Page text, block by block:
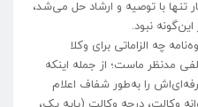
با توصیه و ارشاد حل می‌شد،
نبود.
چه الزاماتی برای وکلا
مدنظر ماست؛ از جمله اینکه
را به‌طور شفاف اعلام